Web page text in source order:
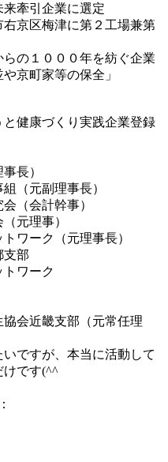
来牽引企業に選定
京区梅津に第２工場兼第
らの１０００年を紡ぐ企業
や京町家等の保全」
健康づくり実践企業登録
長）
（元副理事長）
（会計幹事）
元理事）
ワーク（元理事長）
部
ワーク
会近畿支部（元常任理
ですが、本当に活動して
です(^^ゞ